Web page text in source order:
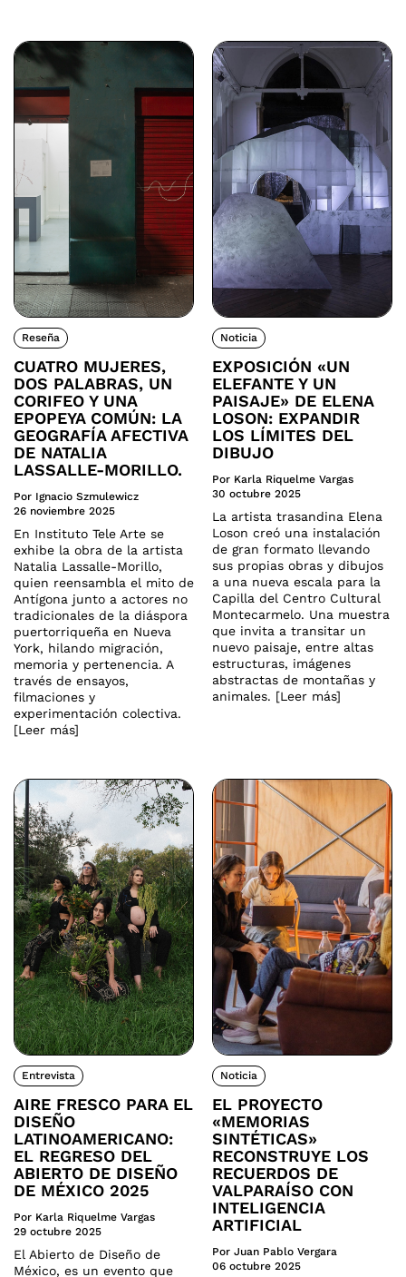
Reseña
CUATRO MUJERES,
DOS PALABRAS, UN
CORIFEO Y UNA
EPOPEYA COMÚN: LA
GEOGRAFÍA AFECTIVA
DE NATALIA
LASSALLE-MORILLO.
Por Ignacio Szmulewicz
26 noviembre 2025
En Instituto Tele Arte se
exhibe la obra de la artista
Natalia Lassalle-Morillo,
quien reensambla el mito de
Antígona junto a actores no
tradicionales de la diáspora
puertorriqueña en Nueva
York, hilando migración,
memoria y pertenencia. A
través de ensayos,
filmaciones y
experimentación colectiva.
[Leer más]
Noticia
EXPOSICIÓN «UN
ELEFANTE Y UN
PAISAJE» DE ELENA
LOSON: EXPANDIR
LOS LÍMITES DEL
DIBUJO
Por Karla Riquelme Vargas
30 octubre 2025
La artista trasandina Elena
Loson creó una instalación
de gran formato llevando
sus propias obras y dibujos
a una nueva escala para la
Capilla del Centro Cultural
Montecarmelo. Una muestra
que invita a transitar un
nuevo paisaje, entre altas
estructuras, imágenes
abstractas de montañas y
animales. [Leer más]
Entrevista
AIRE FRESCO PARA EL
DISEÑO
LATINOAMERICANO:
EL REGRESO DEL
ABIERTO DE DISEÑO
DE MÉXICO 2025
Por Karla Riquelme Vargas
29 octubre 2025
El Abierto de Diseño de
México, es un evento que
Noticia
EL PROYECTO
«MEMORIAS
SINTÉTICAS»
RECONSTRUYE LOS
RECUERDOS DE
VALPARAÍSO CON
INTELIGENCIA
ARTIFICIAL
Por Juan Pablo Vergara
06 octubre 2025